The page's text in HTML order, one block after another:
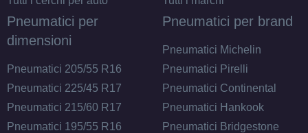
Pneumatici per
dimensioni
Pneumatici 205/55 R16
Pneumatici 225/45 R17
Pneumatici 215/60 R17
Pneumatici 195/55 R16
Pneumatici per brand
Pneumatici Michelin
Pneumatici Pirelli
Pneumatici Continental
Pneumatici Hankook
Pneumatici Bridgestone